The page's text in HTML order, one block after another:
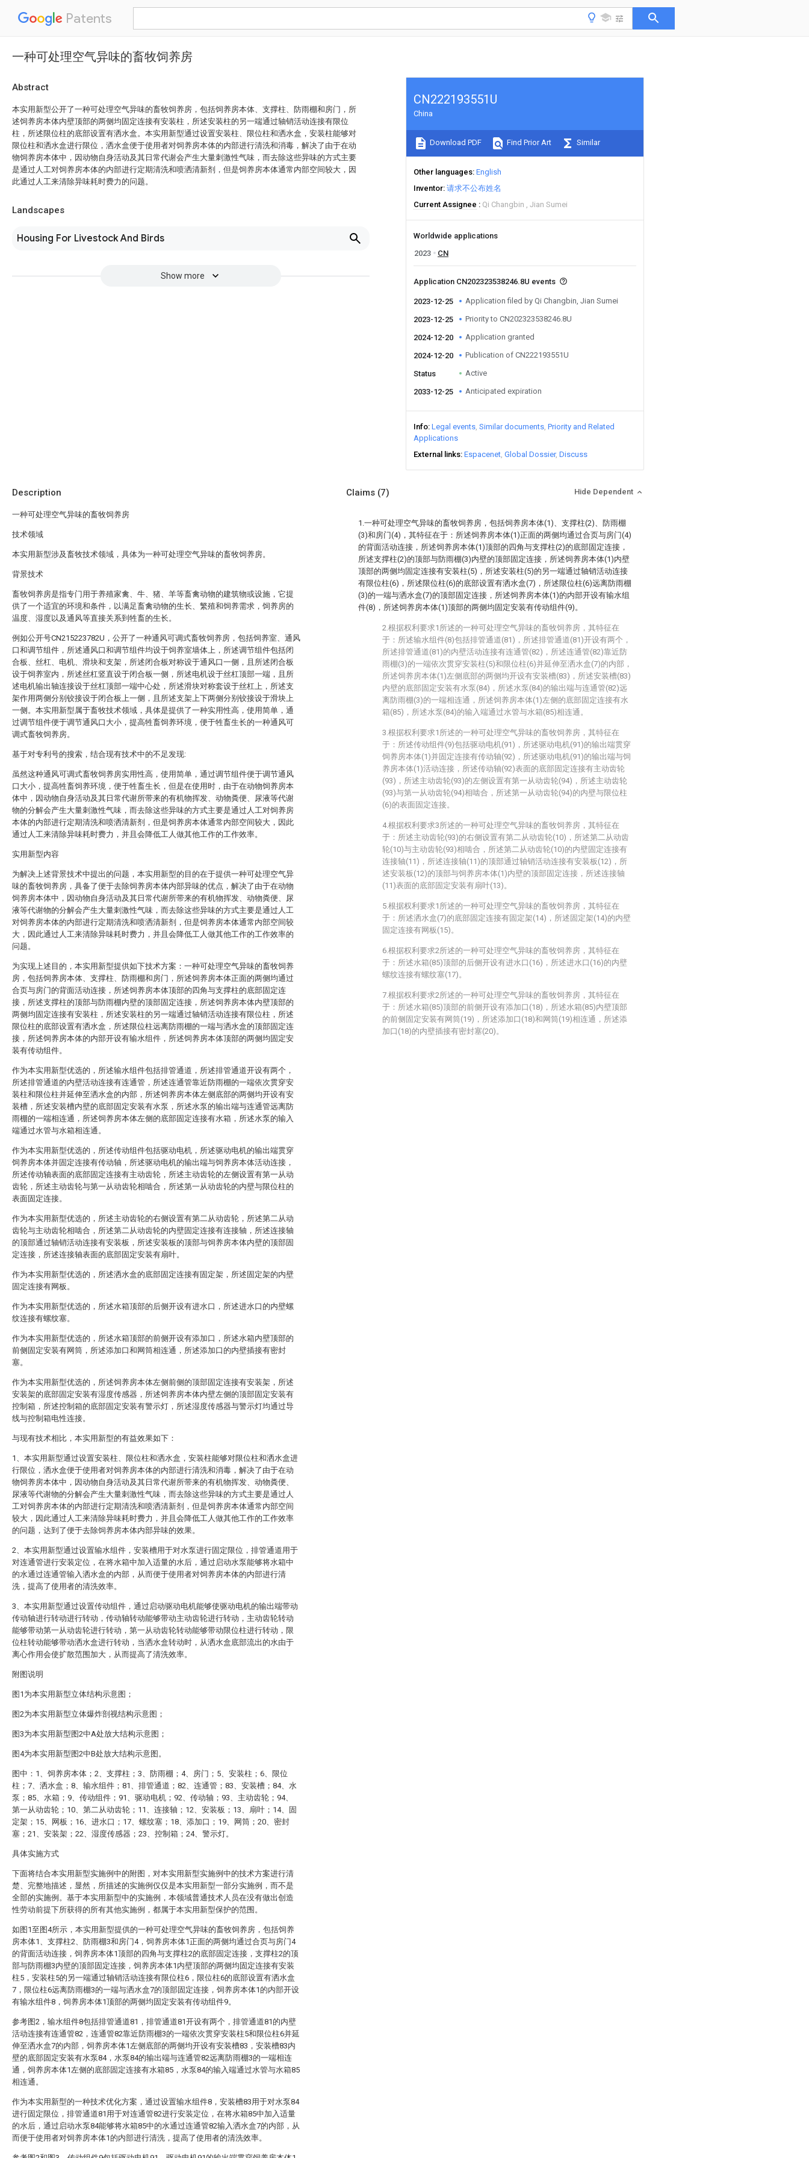
Patents
一种可处理空气异味的畜牧饲养房
Abstract
本实用新型公开了一种可处理空气异味的畜牧饲养房，包括饲养房本体、支撑柱、防雨棚和房门，所
述饲养房本体内壁顶部的两侧均固定连接有安装柱，所述安装柱的另一端通过轴销活动连接有限位
柱，所述限位柱的底部设置有洒水盒。本实用新型通过设置安装柱、限位柱和洒水盒，安装柱能够对
限位柱和洒水盒进行限位，洒水盒便于使用者对饲养房本体的内部进行清洗和消毒，解决了由于在动
物饲养房本体中，因动物自身活动及其日常代谢会产生大量刺激性气味，而去除这些异味的方式主要
是通过人工对饲养房本体的内部进行定期清洗和喷洒清新剂，但是饲养房本体通常内部空间较大，因
此通过人工来清除异味耗时费力的问题。
Landscapes
Housing For Livestock And Birds
Show more
CN222193551U
China
Download PDF Find Prior Art Similar
Other languages English
Inventor 请求不公布姓名
Current Assignee
Qi Changbin Jian Sumei
Worldwide applications
2023
CN
Application CN202323538246.8U events
2023-12-25 Application filed by Qi Changbin, Jian Sumei
2023-12-25 Priority to CN202323538246.8U
2024-12-20 Application granted
2024-12-20 Publication of CN222193551U
Status Active
2033-12-25 Anticipated expiration
Info Legal events Similar documents Priority and Related
Applications
External links Espacenet Global Dossier Discuss
Description
一种可处理空气异味的畜牧饲养房
技术领域
本实用新型涉及畜牧技术领域，具体为一种可处理空气异味的畜牧饲养房。
背景技术
畜牧饲养房是指专门用于养殖家禽、牛、猪、羊等畜禽动物的建筑物或设施，它提
供了一个适宜的环境和条件，以满足畜禽动物的生长、繁殖和饲养需求，饲养房的
温度、湿度以及通风等直接关系到牲畜的生长。
例如公开号CN215223782U，公开了一种通风可调式畜牧饲养房，包括饲养室、通风
口和调节组件，所述通风口和调节组件均设于饲养室墙体上，所述调节组件包括闭
合板、丝杠、电机、滑块和支架，所述闭合板对称设于通风口一侧，且所述闭合板
设于饲养室内，所述丝杠竖直设于闭合板一侧，所述电机设于丝杠顶部一端，且所
述电机输出轴连接设于丝杠顶部一端中心处，所述滑块对称套设于丝杠上，所述支
架作用两侧分别铰接设于闭合板上一侧，且所述支架上下两侧分别铰接设于滑块上
一侧。本实用新型属于畜牧技术领域，具体是提供了一种实用性高，使用简单，通
过调节组件便于调节通风口大小，提高牲畜饲养环境，便于牲畜生长的一种通风可
调式畜牧饲养房。
基于对专利号的搜索，结合现有技术中的不足发现:
虽然这种通风可调式畜牧饲养房实用性高，使用简单，通过调节组件便于调节通风
口大小，提高牲畜饲养环境，便于牲畜生长，但是在使用时，由于在动物饲养房本
体中，因动物自身活动及其日常代谢所带来的有机物挥发、动物粪便、尿液等代谢
物的分解会产生大量刺激性气味，而去除这些异味的方式主要是通过人工对饲养房
本体的内部进行定期清洗和喷洒清新剂，但是饲养房本体通常内部空间较大，因此
通过人工来清除异味耗时费力，并且会降低工人做其他工作的工作效率。
实用新型内容
为解决上述背景技术中提出的问题，本实用新型的目的在于提供一种可处理空气异
味的畜牧饲养房，具备了便于去除饲养房本体内部异味的优点，解决了由于在动物
饲养房本体中，因动物自身活动及其日常代谢所带来的有机物挥发、动物粪便、尿
液等代谢物的分解会产生大量刺激性气味，而去除这些异味的方式主要是通过人工
对饲养房本体的内部进行定期清洗和喷洒清新剂，但是饲养房本体通常内部空间较
大，因此通过人工来清除异味耗时费力，并且会降低工人做其他工作的工作效率的
问题。
为实现上述目的，本实用新型提供如下技术方案：一种可处理空气异味的畜牧饲养
房，包括饲养房本体、支撑柱、防雨棚和房门，所述饲养房本体正面的两侧均通过
合页与房门的背面活动连接，所述饲养房本体顶部的四角与支撑柱的底部固定连
接，所述支撑柱的顶部与防雨棚内壁的顶部固定连接，所述饲养房本体内壁顶部的
两侧均固定连接有安装柱，所述安装柱的另一端通过轴销活动连接有限位柱，所述
限位柱的底部设置有洒水盒，所述限位柱远离防雨棚的一端与洒水盒的顶部固定连
接，所述饲养房本体的内部开设有输水组件，所述饲养房本体顶部的两侧均固定安
装有传动组件。
作为本实用新型优选的，所述输水组件包括排管通道，所述排管通道开设有两个，
所述排管通道的内壁活动连接有连通管，所述连通管靠近防雨棚的一端依次贯穿安
装柱和限位柱并延伸至洒水盒的内部，所述饲养房本体左侧底部的两侧均开设有安
装槽，所述安装槽内壁的底部固定安装有水泵，所述水泵的输出端与连通管远离防
雨棚的一端相连通，所述饲养房本体左侧的底部固定连接有水箱，所述水泵的输入
端通过水管与水箱相连通。
作为本实用新型优选的，所述传动组件包括驱动电机，所述驱动电机的输出端贯穿
饲养房本体并固定连接有传动轴，所述驱动电机的输出端与饲养房本体活动连接，
所述传动轴表面的底部固定连接有主动齿轮，所述主动齿轮的左侧设置有第一从动
齿轮，所述主动齿轮与第一从动齿轮相啮合，所述第一从动齿轮的内壁与限位柱的
表面固定连接。
作为本实用新型优选的，所述主动齿轮的右侧设置有第二从动齿轮，所述第二从动
齿轮与主动齿轮相啮合，所述第二从动齿轮的内壁固定连接有连接轴，所述连接轴
的顶部通过轴销活动连接有安装板，所述安装板的顶部与饲养房本体内壁的顶部固
定连接，所述连接轴表面的底部固定安装有扇叶。
作为本实用新型优选的，所述洒水盒的底部固定连接有固定架，所述固定架的内壁
固定连接有网板。
作为本实用新型优选的，所述水箱顶部的后侧开设有进水口，所述进水口的内壁螺
纹连接有螺纹塞。
作为本实用新型优选的，所述水箱顶部的前侧开设有添加口，所述水箱内壁顶部的
前侧固定安装有网筒，所述添加口和网筒相连通，所述添加口的内壁插接有密封
塞。
作为本实用新型优选的，所述饲养房本体左侧前侧的顶部固定连接有安装架，所述
安装架的底部固定安装有湿度传感器，所述饲养房本体内壁左侧的顶部固定安装有
控制箱，所述控制箱的底部固定安装有警示灯，所述湿度传感器与警示灯均通过导
线与控制箱电性连接。
与现有技术相比，本实用新型的有益效果如下：
1、本实用新型通过设置安装柱、限位柱和洒水盒，安装柱能够对限位柱和洒水盒进
行限位，洒水盒便于使用者对饲养房本体的内部进行清洗和消毒，解决了由于在动
物饲养房本体中，因动物自身活动及其日常代谢所带来的有机物挥发、动物粪便、
尿液等代谢物的分解会产生大量刺激性气味，而去除这些异味的方式主要是通过人
工对饲养房本体的内部进行定期清洗和喷洒清新剂，但是饲养房本体通常内部空间
较大，因此通过人工来清除异味耗时费力，并且会降低工人做其他工作的工作效率
的问题，达到了便于去除饲养房本体内部异味的效果。
2、本实用新型通过设置输水组件，安装槽用于对水泵进行固定限位，排管通道用于
对连通管进行安装定位，在将水箱中加入适量的水后，通过启动水泵能够将水箱中
的水通过连通管输入洒水盒的内部，从而便于使用者对饲养房本体的内部进行清
洗，提高了使用者的清洗效率。
3、本实用新型通过设置传动组件，通过启动驱动电机能够使驱动电机的输出端带动
传动轴进行转动进行转动，传动轴转动能够带动主动齿轮进行转动，主动齿轮转动
能够带动第一从动齿轮进行转动，第一从动齿轮转动能够带动限位柱进行转动，限
位柱转动能够带动洒水盒进行转动，当洒水盒转动时，从洒水盒底部流出的水由于
离心作用会使扩散范围加大，从而提高了清洗效率。
附图说明
图1为本实用新型立体结构示意图；
图2为本实用新型立体爆炸剖视结构示意图；
图3为本实用新型图2中A处放大结构示意图；
图4为本实用新型图2中B处放大结构示意图。
图中：1、饲养房本体；2、支撑柱；3、防雨棚；4、房门；5、安装柱；6、限位
柱；7、洒水盒；8、输水组件；81、排管通道；82、连通管；83、安装槽；84、水
泵；85、水箱；9、传动组件；91、驱动电机；92、传动轴；93、主动齿轮；94、
第一从动齿轮；10、第二从动齿轮；11、连接轴；12、安装板；13、扇叶；14、固
定架；15、网板；16、进水口；17、螺纹塞；18、添加口；19、网筒；20、密封
塞；21、安装架；22、湿度传感器；23、控制箱；24、警示灯。
具体实施方式
下面将结合本实用新型实施例中的附图，对本实用新型实施例中的技术方案进行清
楚、完整地描述，显然，所描述的实施例仅仅是本实用新型一部分实施例，而不是
全部的实施例。基于本实用新型中的实施例，本领域普通技术人员在没有做出创造
性劳动前提下所获得的所有其他实施例，都属于本实用新型保护的范围。
如图1至图4所示，本实用新型提供的一种可处理空气异味的畜牧饲养房，包括饲养
房本体1、支撑柱2、防雨棚3和房门4，饲养房本体1正面的两侧均通过合页与房门4
的背面活动连接，饲养房本体1顶部的四角与支撑柱2的底部固定连接，支撑柱2的顶
部与防雨棚3内壁的顶部固定连接，饲养房本体1内壁顶部的两侧均固定连接有安装
柱5，安装柱5的另一端通过轴销活动连接有限位柱6，限位柱6的底部设置有洒水盒
7，限位柱6远离防雨棚3的一端与洒水盒7的顶部固定连接，饲养房本体1的内部开设
有输水组件8，饲养房本体1顶部的两侧均固定安装有传动组件9。
参考图2，输水组件8包括排管通道81，排管通道81开设有两个，排管通道81的内壁
活动连接有连通管82，连通管82靠近防雨棚3的一端依次贯穿安装柱5和限位柱6并延
伸至洒水盒7的内部，饲养房本体1左侧底部的两侧均开设有安装槽83，安装槽83内
壁的底部固定安装有水泵84，水泵84的输出端与连通管82远离防雨棚3的一端相连
通，饲养房本体1左侧的底部固定连接有水箱85，水泵84的输入端通过水管与水箱85
相连通。
作为本实用新型的一种技术优化方案，通过设置输水组件8，安装槽83用于对水泵84
进行固定限位，排管通道81用于对连通管82进行安装定位，在将水箱85中加入适量
的水后，通过启动水泵84能够将水箱85中的水通过连通管82输入洒水盒7的内部，从
而便于使用者对饲养房本体1的内部进行清洗，提高了使用者的清洗效率。
Claims (7) Hide Dependent
1.一种可处理空气异味的畜牧饲养房，包括饲养房本体(1)、支撑柱(2)、防雨棚
(3)和房门(4)，其特征在于：所述饲养房本体(1)正面的两侧均通过合页与房门(4)
的背面活动连接，所述饲养房本体(1)顶部的四角与支撑柱(2)的底部固定连接，
所述支撑柱(2)的顶部与防雨棚(3)内壁的顶部固定连接，所述饲养房本体(1)内壁
顶部的两侧均固定连接有安装柱(5)，所述安装柱(5)的另一端通过轴销活动连接
有限位柱(6)，所述限位柱(6)的底部设置有洒水盒(7)，所述限位柱(6)远离防雨棚
(3)的一端与洒水盒(7)的顶部固定连接，所述饲养房本体(1)的内部开设有输水组
件(8)，所述饲养房本体(1)顶部的两侧均固定安装有传动组件(9)。
2.根据权利要求1所述的一种可处理空气异味的畜牧饲养房，其特征在
于：所述输水组件(8)包括排管通道(81)，所述排管通道(81)开设有两个，
所述排管通道(81)的内壁活动连接有连通管(82)，所述连通管(82)靠近防
雨棚(3)的一端依次贯穿安装柱(5)和限位柱(6)并延伸至洒水盒(7)的内部，
所述饲养房本体(1)左侧底部的两侧均开设有安装槽(83)，所述安装槽(83)
内壁的底部固定安装有水泵(84)，所述水泵(84)的输出端与连通管(82)远
离防雨棚(3)的一端相连通，所述饲养房本体(1)左侧的底部固定连接有水
箱(85)，所述水泵(84)的输入端通过水管与水箱(85)相连通。
3.根据权利要求1所述的一种可处理空气异味的畜牧饲养房，其特征在
于：所述传动组件(9)包括驱动电机(91)，所述驱动电机(91)的输出端贯穿
饲养房本体(1)并固定连接有传动轴(92)，所述驱动电机(91)的输出端与饲
养房本体(1)活动连接，所述传动轴(92)表面的底部固定连接有主动齿轮
(93)，所述主动齿轮(93)的左侧设置有第一从动齿轮(94)，所述主动齿轮
(93)与第一从动齿轮(94)相啮合，所述第一从动齿轮(94)的内壁与限位柱
(6)的表面固定连接。
4.根据权利要求3所述的一种可处理空气异味的畜牧饲养房，其特征在
于：所述主动齿轮(93)的右侧设置有第二从动齿轮(10)，所述第二从动齿
轮(10)与主动齿轮(93)相啮合，所述第二从动齿轮(10)的内壁固定连接有
连接轴(11)，所述连接轴(11)的顶部通过轴销活动连接有安装板(12)，所
述安装板(12)的顶部与饲养房本体(1)内壁的顶部固定连接，所述连接轴
(11)表面的底部固定安装有扇叶(13)。
5.根据权利要求1所述的一种可处理空气异味的畜牧饲养房，其特征在
于：所述洒水盒(7)的底部固定连接有固定架(14)，所述固定架(14)的内壁
固定连接有网板(15)。
6.根据权利要求2所述的一种可处理空气异味的畜牧饲养房，其特征在
于：所述水箱(85)顶部的后侧开设有进水口(16)，所述进水口(16)的内壁
螺纹连接有螺纹塞(17)。
7.根据权利要求2所述的一种可处理空气异味的畜牧饲养房，其特征在
于：所述水箱(85)顶部的前侧开设有添加口(18)，所述水箱(85)内壁顶部
的前侧固定安装有网筒(19)，所述添加口(18)和网筒(19)相连通，所述添
加口(18)的内壁插接有密封塞(20)。